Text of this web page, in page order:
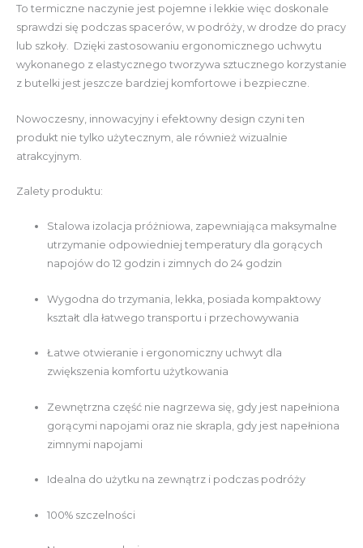
To termiczne naczynie jest pojemne i lekkie więc doskonale
sprawdzi się podczas spacerów, w podróży, w drodze do pracy
lub szkoły. Dzięki zastosowaniu ergonomicznego uchwytu
wykonanego z elastycznego tworzywa sztucznego korzystanie
z butelki jest jeszcze bardziej komfortowe i bezpieczne.
Nowoczesny, innowacyjny i efektowny design czyni ten
produkt nie tylko użytecznym, ale również wizualnie
atrakcyjnym.
Zalety produktu:
Stalowa izolacja próżniowa, zapewniająca maksymalne
utrzymanie odpowiedniej temperatury dla gorących
napojów do 12 godzin i zimnych do 24 godzin
Wygodna do trzymania, lekka, posiada kompaktowy
kształt dla łatwego transportu i przechowywania
Łatwe otwieranie i ergonomiczny uchwyt dla
zwiększenia komfortu użytkowania
Zewnętrzna część nie nagrzewa się, gdy jest napełniona
gorącymi napojami oraz nie skrapla, gdy jest napełniona
zimnymi napojami
Idealna do użytku na zewnątrz i podczas podróży
100% szczelności